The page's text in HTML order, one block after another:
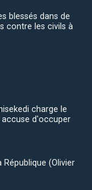
blessés dans de
contre les civils à
charge le
accuse d'occuper
République (Olivier